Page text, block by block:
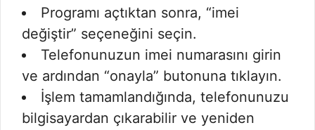
Programı açtıktan sonra, “imei
değiştir” seçeneğini seçin.
Telefonunuzun imei numarasını girin
ve ardından “onayla” butonuna tıklayın.
İşlem tamamlandığında, telefonunuzu
bilgisayardan çıkarabilir ve yeniden